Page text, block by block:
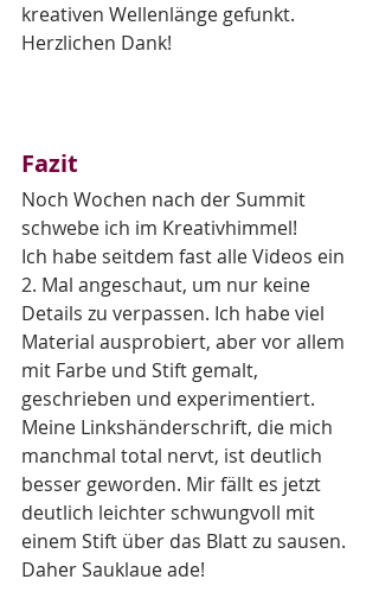
kreativen Wellenlänge gefunkt.
Herzlichen Dank!
Fazit
Noch Wochen nach der Summit
schwebe ich im Kreativhimmel!
Ich habe seitdem fast alle Videos ein
2. Mal angeschaut, um nur keine
Details zu verpassen. Ich habe viel
Material ausprobiert, aber vor allem
mit Farbe und Stift gemalt,
geschrieben und experimentiert.
Meine Linkshänderschrift, die mich
manchmal total nervt, ist deutlich
besser geworden. Mir fällt es jetzt
deutlich leichter schwungvoll mit
einem Stift über das Blatt zu sausen.
Daher Sauklaue ade!